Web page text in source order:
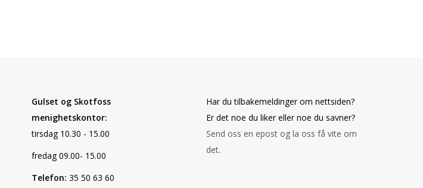
Gulset og Skotfoss
menighetskontor:
tirsdag 10.30 - 15.00
fredag 09.00- 15.00
Telefon: 35 50 63 60
Har du tilbakemeldinger om nettsiden?
Er det noe du liker eller noe du savner?
Send oss en epost og la oss få vite om
det.